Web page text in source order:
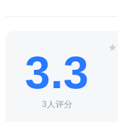
3.3
3人评分
★